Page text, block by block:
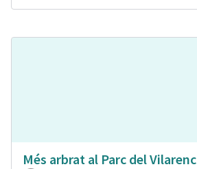
Més arbrat al Parc del Vilarenc